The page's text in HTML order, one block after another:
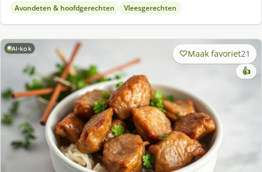
Avondeten & hoofdgerechten Vleesgerechten
AI-kok Maak favoriet21
👍